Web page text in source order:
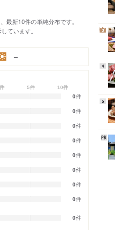
最新10件の単純分布です。
ています。
－
5件 10件
0件
0件
0件
0件
0件
0件
0件
0件
0件
3
4
5